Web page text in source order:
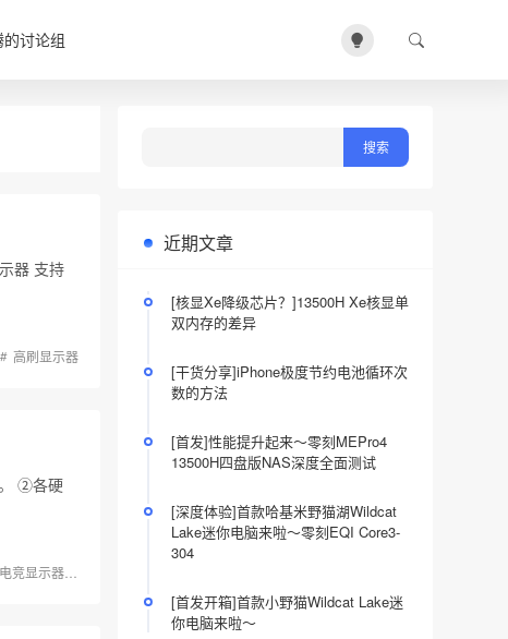
的讨论组
器 支持
高刷显示器
②各硬
电竞显示器
近期文章
[核显Xe降级芯片？]13500H Xe核显单
双内存的差异
[干货分享]iPhone极度节约电池循环次
数的方法
[首发]性能提升起来～零刻MEPro4
13500H四盘版NAS深度全面测试
[深度体验]首款哈基米野猫湖Wildcat
Lake迷你电脑来啦～零刻EQI Core3-
304
[首发开箱]首款小野猫Wildcat Lake迷
你电脑来啦～